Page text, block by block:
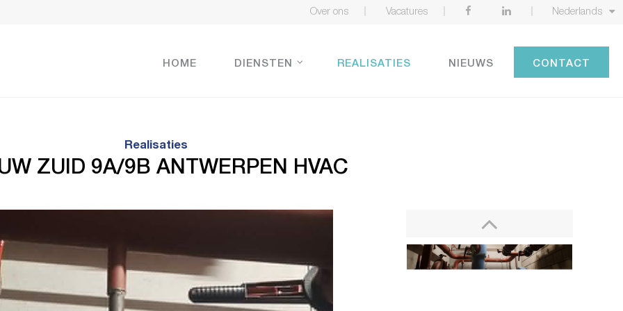
Over ons Vacatures Nederlands
HOME DIENSTEN REALISATIES NIEUWS CONTACT
Realisaties
ZUID 9A/9B ANTWERPEN HVAC